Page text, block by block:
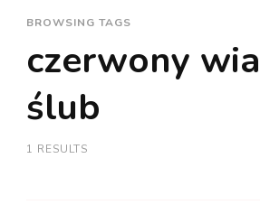
BROWSING TAGS
czerwony
ślub
1 RESULTS